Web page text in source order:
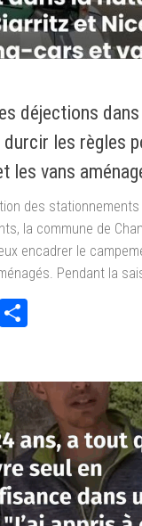
déjections dans
durcir les règles
les vans
des
la commune de
encadrer le
Pendant la
Email